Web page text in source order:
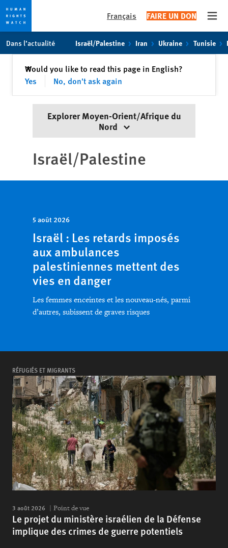
toto
content
Français FAIRE UN DON
Dans l’actualité Israël/Palestine Iran Ukraine Tunisie
Would you like to read this page in English?
Yes
No, don't ask again
✕Fermer
Explorer Moyen-Orient/Afrique du
Nord
Israël/Palestine
5 août 2026
Israël : Les retards imposés
aux ambulances
palestiniennes mettent des
vies en danger
Les femmes enceintes et les nouveau-nés, parmi
d’autres, subissent de graves risques
RÉFUGIÉS ET MIGRANTS
3 août 2026 Point de vue
Le projet du ministère israélien de la Défense
implique des crimes de guerre potentiels